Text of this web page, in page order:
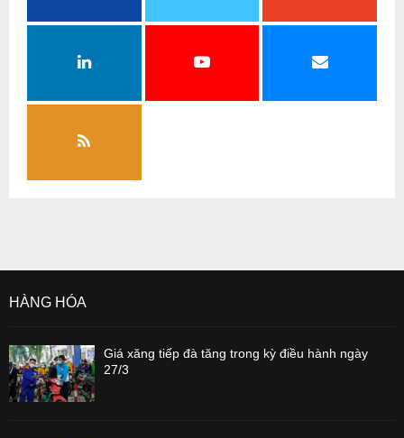
HÀNG HÓA
Giá xăng tiếp đà tăng trong kỳ điều hành ngày
27/3